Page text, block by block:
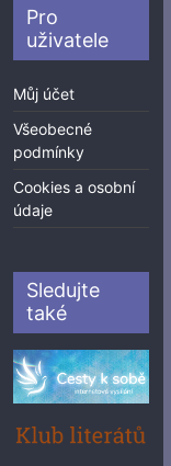
Pro
uživatele
Můj účet
Všeobecné
podmínky
Cookies a osobní
údaje
Sledujte
také